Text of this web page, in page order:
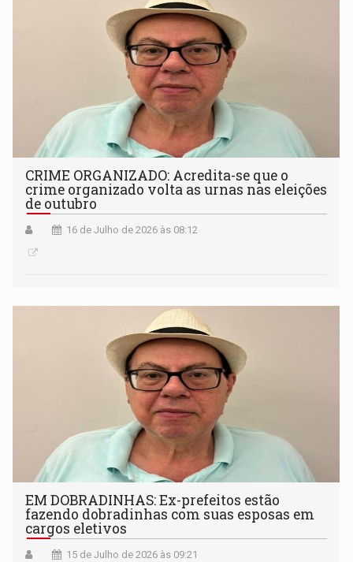
CRIME ORGANIZADO: Acredita-se que o
crime organizado volta as urnas nas eleições
de outubro
16 de Julho de 2026 às 08:12
EM DOBRADINHAS: Ex-prefeitos estão
fazendo dobradinhas com suas esposas em
cargos eletivos
15 de Julho de 2026 às 09:21